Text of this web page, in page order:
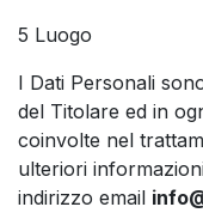
5 Luogo
I Dati Personali
del Titolare ed in
coinvolte nel
ulteriori
indirizzo email